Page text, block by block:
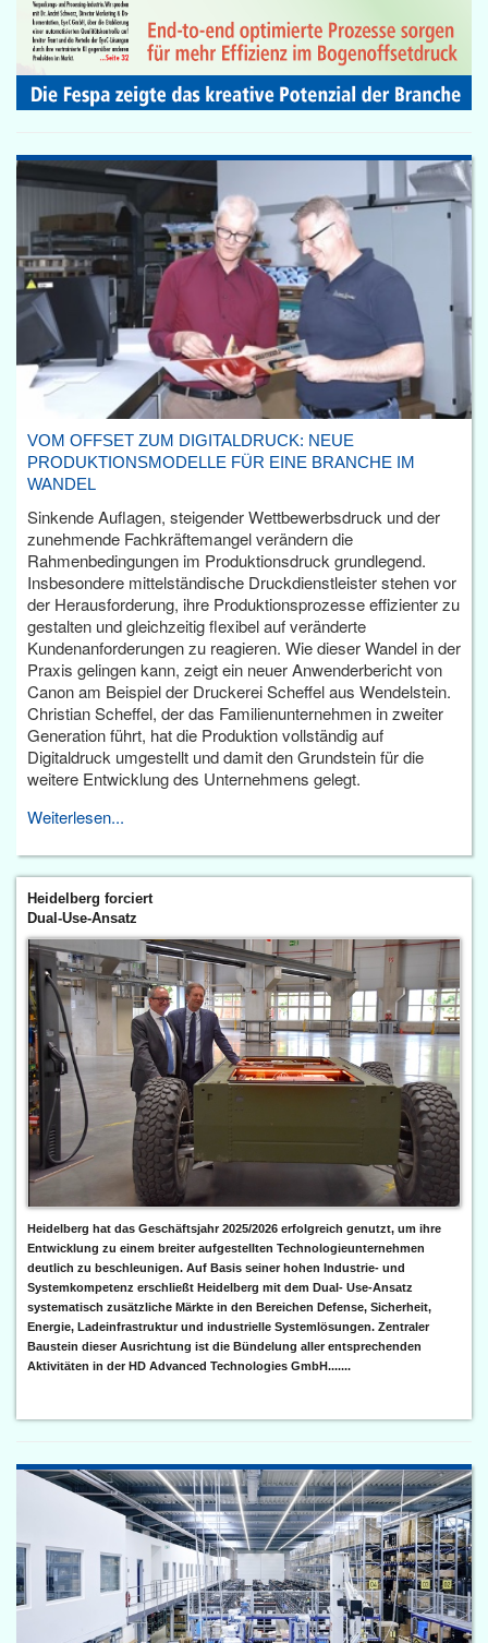
VOM OFFSET ZUM DIGITALDRUCK: NEUE
PRODUKTIONSMODELLE FÜR EINE BRANCHE IM
WANDEL
Sinkende Auflagen, steigender Wettbewerbsdruck und der
zunehmende Fachkräftemangel verändern die
Rahmenbedingungen im Produktionsdruck grundlegend.
Insbesondere mittelständische Druckdienstleister stehen vor
der Herausforderung, ihre Produktionsprozesse effizienter zu
gestalten und gleichzeitig flexibel auf veränderte
Kundenanforderungen zu reagieren. Wie dieser Wandel in der
Praxis gelingen kann, zeigt ein neuer Anwenderbericht von
Canon am Beispiel der Druckerei Scheffel aus Wendelstein.
Christian Scheffel, der das Familienunternehmen in zweiter
Generation führt, hat die Produktion vollständig auf
Digitaldruck umgestellt und damit den Grundstein für die
weitere Entwicklung des Unternehmens gelegt.
Weiterlesen...
Heidelberg forciert
Dual-Use-Ansatz
Heidelberg hat das Geschäftsjahr 2025/2026 erfolgreich genutzt, um ihre
Entwicklung zu einem breiter aufgestellten Technologieunternehmen
deutlich zu beschleunigen. Auf Basis seiner hohen Industrie- und
Systemkompetenz erschließt Heidelberg mit dem Dual- Use-Ansatz
systematisch zusätzliche Märkte in den Bereichen Defense, Sicherheit,
Energie, Ladeinfrastruktur und industrielle Systemlösungen. Zentraler
Baustein dieser Ausrichtung ist die Bündelung aller entsprechenden
Aktivitäten in der HD Advanced Technologies GmbH.......